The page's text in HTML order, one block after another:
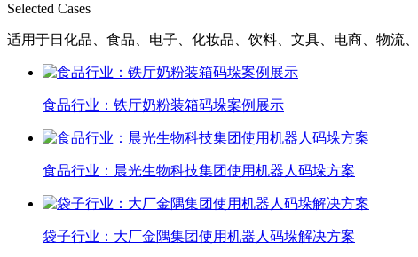
Selected Cases
适用于日化品、食品、电子、化妆品、饮料、文具、电商、物流
食品行业：铁厅奶粉装箱码垛案例展示
食品行业：晨光生物科技集团使用机器人码垛方案
袋子行业：大厂金隅集团使用机器人码垛解决方案